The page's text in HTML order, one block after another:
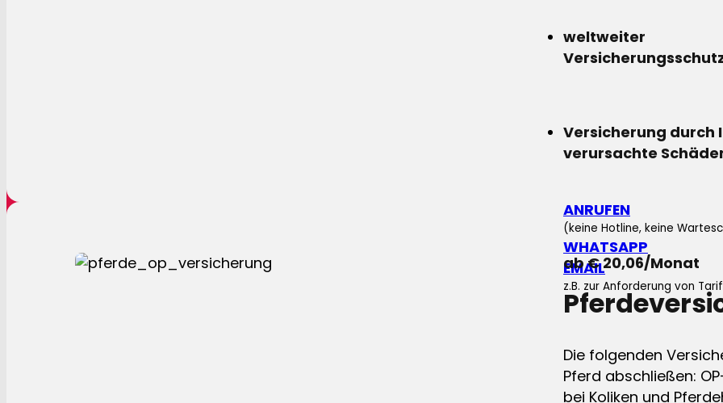
weltweiter
Versicherung durch
verursachte
ANRUFEN
(keine Hotline, keine
WHATSAPP
EMAIL
z.B. zur Anforderung von
ab € 20,06/Monat
Die folgenden
Pferd abschließen:
bei Koliken und